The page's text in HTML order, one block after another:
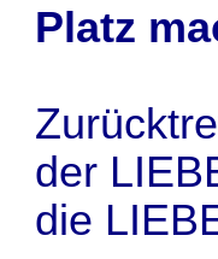
Platz
der
die